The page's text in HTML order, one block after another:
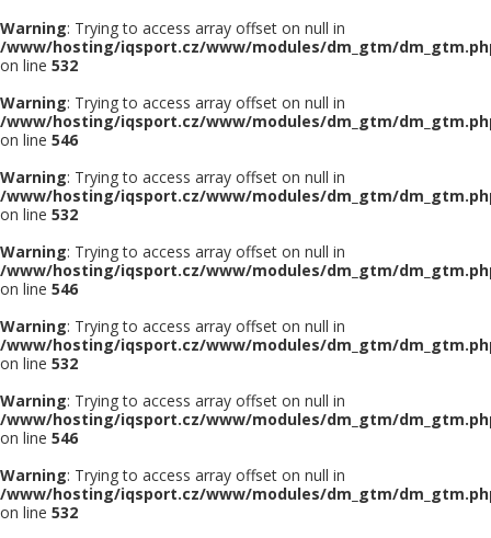
Warning: Trying to access array offset on null in
/www/hosting/iqsport.cz/www/modules/dm_gtm/
on line 532
Warning: Trying to access array offset on null in
/www/hosting/iqsport.cz/www/modules/dm_gtm/
on line 546
Warning: Trying to access array offset on null in
/www/hosting/iqsport.cz/www/modules/dm_gtm/
on line 532
Warning: Trying to access array offset on null in
/www/hosting/iqsport.cz/www/modules/dm_gtm/
on line 546
Warning: Trying to access array offset on null in
/www/hosting/iqsport.cz/www/modules/dm_gtm/
on line 532
Warning: Trying to access array offset on null in
/www/hosting/iqsport.cz/www/modules/dm_gtm/
on line 546
Warning: Trying to access array offset on null in
/www/hosting/iqsport.cz/www/modules/dm_gtm/
on line 532